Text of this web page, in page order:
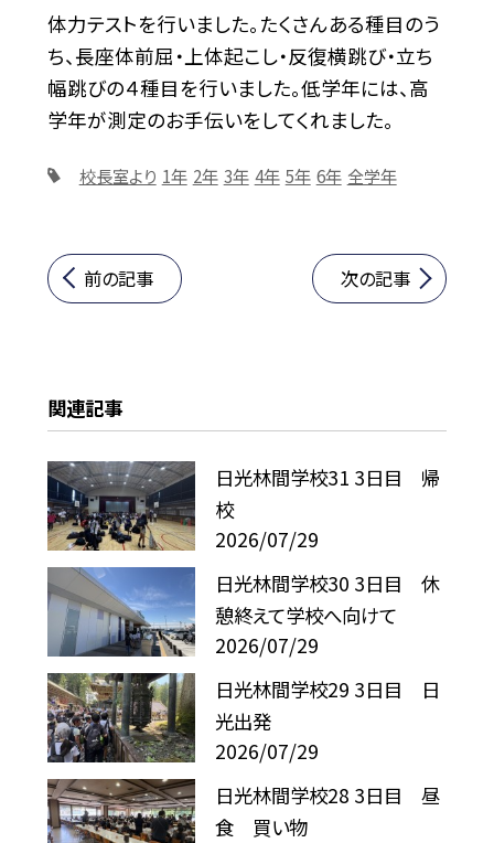
体力テストを行いました。たくさんある種目のう
ち、長座体前屈・上体起こし・反復横跳び・立ち
幅跳びの４種目を行いました。低学年には、高
学年が測定のお手伝いをしてくれました。
校長室より 1年 2年 3年 4年 5年 6年 全学年
前の記事 次の記事
関連記事
日光林間学校31 3日目 帰
校
2026/07/29
日光林間学校30 3日目 休
憩終えて学校へ向けて
2026/07/29
日光林間学校29 3日目 日
光出発
2026/07/29
日光林間学校28 3日目 昼
食 買い物